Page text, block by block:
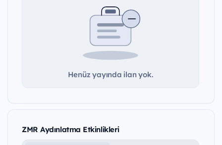
Henüz yayında ilan yok.
ZMR Aydınlatma Etkinlikleri